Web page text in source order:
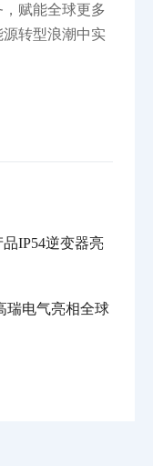
赋能全球更多
转型浪潮中实
IP54逆变器亮
瑞电气亮相全球